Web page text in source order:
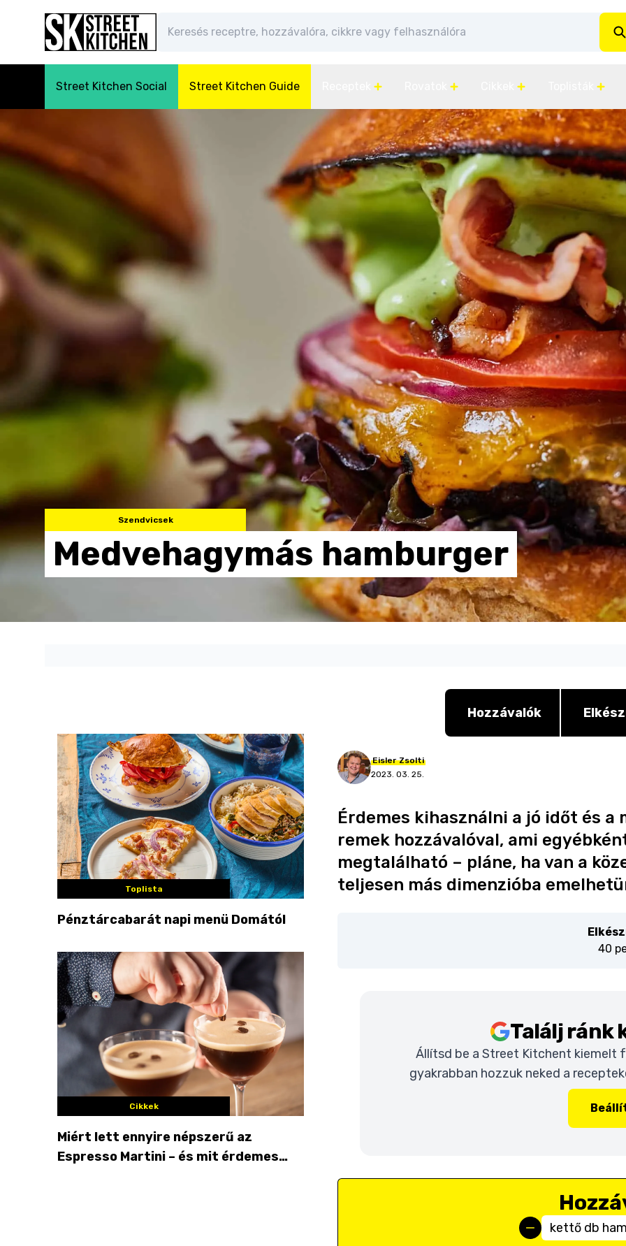
Street Kitchen Social Street Kitchen Guide
Szendvicsek
Medvehagymás hamburger
Toplista
Pénztárcabarát napi menü Domától
Cikkek
Miért lett ennyire népszerű az
Espresso Martini – és mit érdemes
Hozzávalók
Eisler Zsolti
2023. 03. 25.
Érdemes kihasználni a jó időt és a
remek hozzávalóval, ami
megtalálható – pláne, ha van a
teljesen más dimenzióba
40
Találj ránk
Állítsd be a Street Kitchent kiemelt
gyakrabban hozzuk neked a
kettő db